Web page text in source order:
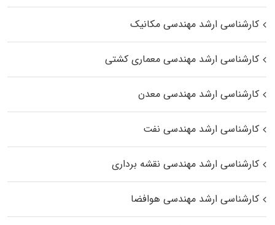
کارشناسی ارشد مهندسی مکانیک
کارشناسی ارشد مهندسی معماری کشتی
کارشناسی ارشد مهندسی معدن
کارشناسی ارشد مهندسی نفت
کارشناسی ارشد مهندسی نقشه برداری
کارشناسی ارشد مهندسی هوافضا